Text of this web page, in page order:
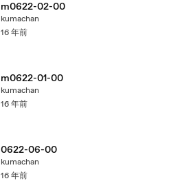
m0622-02-00
kumachan
16 年前
m0622-01-00
kumachan
16 年前
0622-06-00
kumachan
16 年前